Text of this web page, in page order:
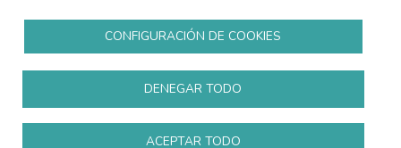
Política de cookies
CONFIGURACIÓN DE COOKIES
DENEGAR TODO
ACEPTAR TODO